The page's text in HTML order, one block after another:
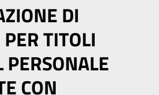
DI
TITOLI
PERSONALE
CON